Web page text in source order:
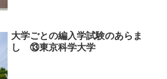
大学ごとの編入学試験のあらま
し ⑬東京科学大学